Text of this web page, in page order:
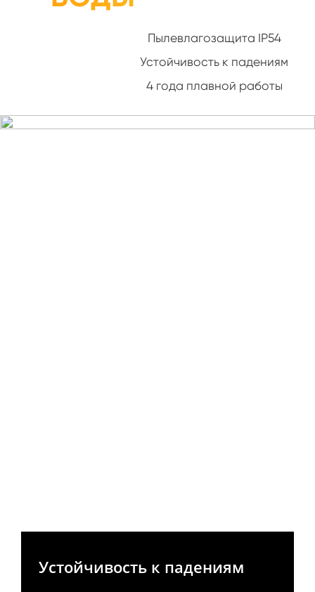
Пылевлагозащита IP54
Устойчивость к падениям
4 года плавной работы
Устойчивость к падениям